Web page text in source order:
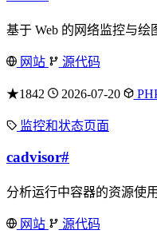
基于 Web 的网络监控与绘
网站 源代码
★1842 2026-07-20
监控和状态页面
cadvisor#
分析运行中容器的资源使
网站 源代码